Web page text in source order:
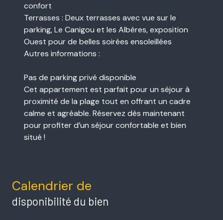
confort
Terrasses : Deux terrasses avec vue sur le
parking, Le Canigou et les Albères, exposition
Ouest pour de belles soirées ensoleillées
Autres informations :
Pas de parking privé disponible
Cet appartement est parfait pour un séjour à
proximité de la plage tout en offrant un cadre
calme et agréable. Réservez dès maintenant
pour profiter d’un séjour confortable et bien
situé !
Calendrier de
disponibilité du bien